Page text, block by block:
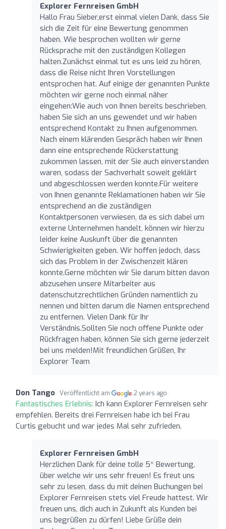
Explorer Fernreisen GmbH
Hallo Frau Sieber,erst einmal vielen Dank, dass Sie
sich die Zeit für eine Bewertung genommen
haben. Wie besprochen wollten wir gerne
Rücksprache mit den zuständigen Kollegen
halten.Zunächst einmal tut es uns leid zu hören,
dass die Reise nicht Ihren Vorstellungen
entsprochen hat. Auf einige der genannten Punkte
möchten wir gerne noch einmal näher
eingehen:Wie auch von Ihnen bereits beschrieben,
haben Sie sich an uns gewendet und wir haben
entsprechend Kontakt zu Ihnen aufgenommen.
Nach einem klärenden Gespräch haben wir Ihnen
dann eine entsprechende Rückerstattung
zukommen lassen, mit der Sie auch einverstanden
waren, sodass der Sachverhalt soweit geklärt
und abgeschlossen werden konnte.Für weitere
von Ihnen genannte Reklamationen haben wir Sie
entsprechend an die zuständigen
Kontaktpersonen verwiesen, da es sich dabei um
externe Unternehmen handelt, können wir hierzu
leider keine Auskunft über die genannten
Schwierigkeiten geben. Wir hoffen jedoch, dass
sich das Problem in der Zwischenzeit klären
konnte.Gerne möchten wir Sie darum bitten davon
abzusehen unsere Mitarbeiter aus
datenschutzrechtlichen Gründen namentlich zu
nennen und bitten darum die Namen entsprechend
zu entfernen. Vielen Dank für Ihr
Verständnis.Sollten Sie noch offene Punkte oder
Rückfragen haben, können Sie sich gerne jederzeit
bei uns melden!Mit freundlichen Grüßen, Ihr
Explorer Team
Don Tango Veröffentlicht am 2 years ago
Fantastisches Erlebnis: Ich kann Explorer Fernreisen sehr
empfehlen. Bereits drei Fernreisen habe ich bei Frau
Curtis gebucht und war jedes Mal sehr zufrieden.
Explorer Fernreisen GmbH
Herzlichen Dank für deine tolle 5* Bewertung,
über welche wir uns sehr freuen! Es freut uns
sehr zu lesen, dass du mit deinen Buchungen bei
Explorer Fernreisen stets viel Freude hattest. Wir
freuen uns, dich auch in Zukunft als Kunden bei
uns begrüßen zu dürfen! Liebe Grüße dein